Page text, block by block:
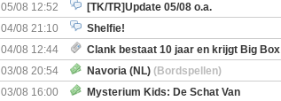
05/08 12:52
[TK/TR]Update 05/08 o.a.
Prijsverlagingen, Imperium Horizons, 20 Strong
04/08 21:10
Shelfie!
04/08 12:44
Clank bestaat 10 jaar en krijgt Big Box
+ nieuwe uitbreiding
03/08 20:54 Navoria (NL) (Bordspellen)
03/08 16:00
Mysterium Kids: De Schat Van